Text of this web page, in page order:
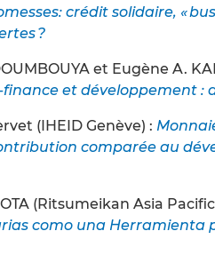
crédit solidaire, «
?
et Eugène A.
finance et développement :
(IHEID Genève) :
comparée au
(Ritsumeikan Asia
como una Herramienta